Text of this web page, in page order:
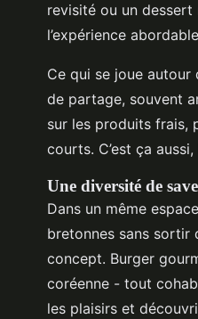
revisité ou un
l’expérience
Ce qui se joue autour
de partage, souvent
sur les produits frais,
courts. C’est ça
Une diversité de
Dans un même
bretonnes sans sortir
concept. Burger
coréenne - tout
les plaisirs et